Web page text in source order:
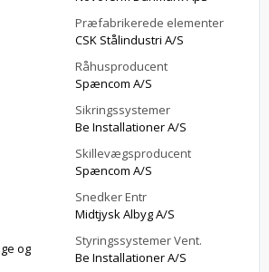
og
Præfabrikerede elementer
CSK Stålindustri A/S
Råhusproducent
Spæncom A/S
Sikringssystemer
Be Installationer A/S
Skillevægsproducent
Spæncom A/S
Snedker Entr
Midtjysk Albyg A/S
Styringssystemer Vent.
Be Installationer A/S